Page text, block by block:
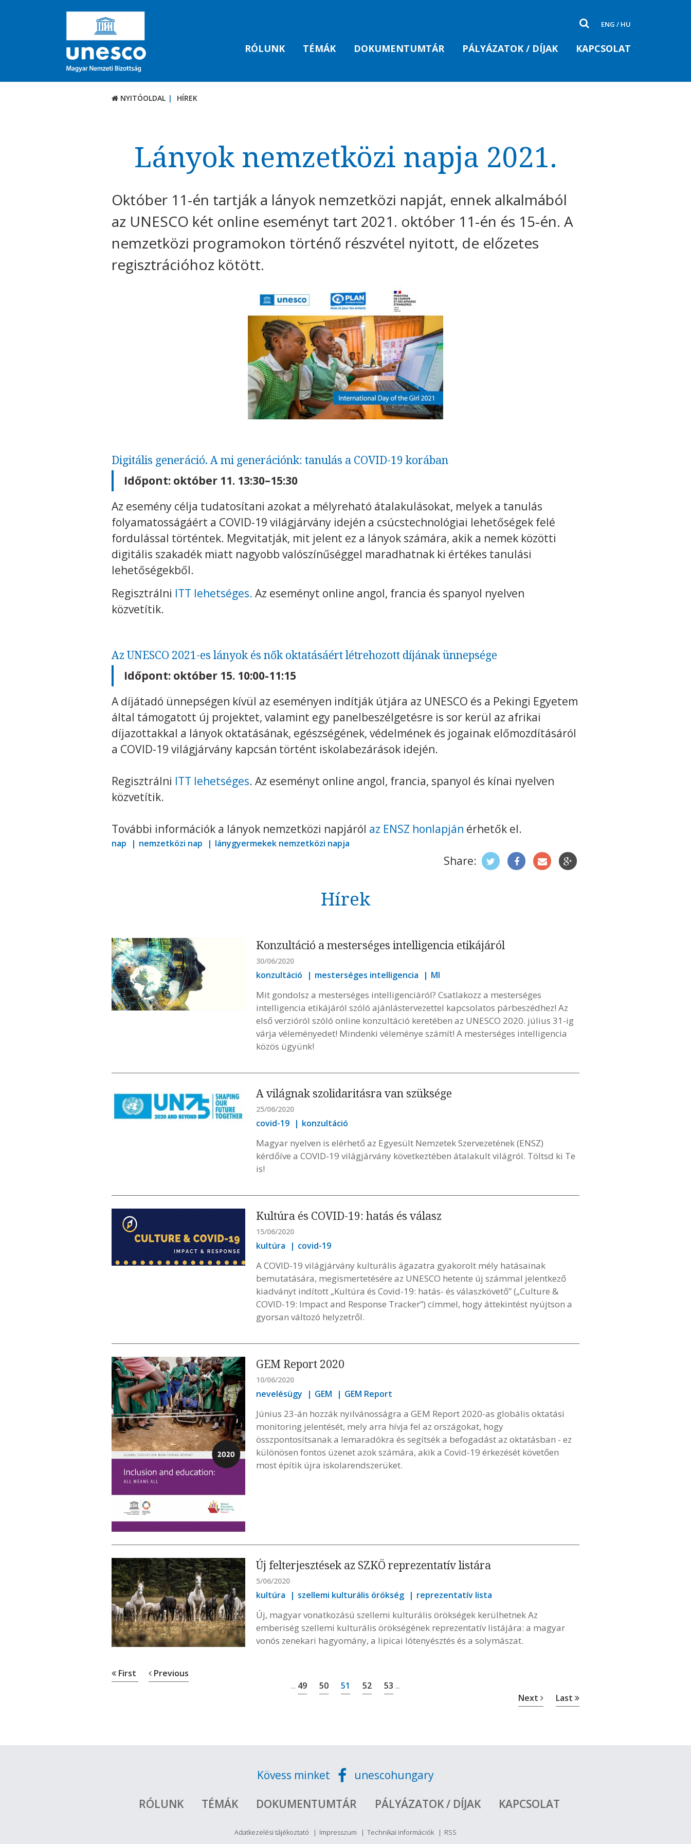
ENG / HU
RÓLUNK TÉMÁK DOKUMENTUMTÁR PÁLYÁZATOK / DÍJAK KAPCSOLAT
NYITÓOLDAL HÍREK
Lányok nemzetközi napja 2021.
Október 11-én tartják a lányok nemzetközi napját, ennek alkalmából
az UNESCO két online eseményt tart 2021. október 11-én és 15-én. A
nemzetközi programokon történő részvétel nyitott, de előzetes
regisztrációhoz kötött.
Digitális generáció. A mi generációnk: tanulás a COVID-19 korában
Időpont: október 11. 13:30–15:30
Az esemény célja tudatosítani azokat a mélyreható átalakulásokat, melyek a tanulás
folyamatosságáért a COVID-19 világjárvány idején a csúcstechnológiai lehetőségek felé
fordulással történtek. Megvitatják, mit jelent ez a lányok számára, akik a nemek közötti
digitális szakadék miatt nagyobb valószínűséggel maradhatnak ki értékes tanulási
lehetőségekből.
Regisztrálni ITT lehetséges. Az eseményt online angol, francia és spanyol nyelven
közvetítik.
Az UNESCO 2021-es lányok és nők oktatásáért létrehozott díjának ünnepsége
Időpont: október 15. 10:00-11:15
A díjátadó ünnepségen kívül az eseményen indítják útjára az UNESCO és a Pekingi Egyetem
által támogatott új projektet, valamint egy panelbeszélgetésre is sor kerül az afrikai
díjazottakkal a lányok oktatásának, egészségének, védelmének és jogainak előmozdításáról
a COVID-19 világjárvány kapcsán történt iskolabezárások idején.
Regisztrálni ITT lehetséges. Az eseményt online angol, francia, spanyol és kínai nyelven
közvetítik.
További információk a lányok nemzetközi napjáról az ENSZ honlapján érhetők el.
nap nemzetközi nap lánygyermekek nemzetközi napja
Share:
Hírek
Konzultáció a mesterséges intelligencia etikájáról
30/06/2020
konzultáció mesterséges intelligencia MI
Mit gondolsz a mesterséges intelligenciáról? Csatlakozz a mesterséges
intelligencia etikájáról szóló ajánlástervezettel kapcsolatos párbeszédhez! Az
első verzióról szóló online konzultáció keretében az UNESCO 2020. július 31-ig
várja véleményedet! Mindenki véleménye számít! A mesterséges intelligencia
közös ügyünk!
A világnak szolidaritásra van szüksége
25/06/2020
covid-19 konzultáció
Magyar nyelven is elérhető az Egyesült Nemzetek Szervezetének (ENSZ)
kérdőíve a COVID-19 világjárvány következtében átalakult világról. Töltsd ki Te
is!
Kultúra és COVID-19: hatás és válasz
15/06/2020
kultúra covid-19
A COVID-19 világjárvány kulturális ágazatra gyakorolt mély hatásainak
bemutatására, megismertetésére az UNESCO hetente új számmal jelentkező
kiadványt indított „Kultúra és Covid-19: hatás- és válaszkövető” („Culture &
COVID-19: Impact and Response Tracker”) címmel, hogy áttekintést nyújtson a
gyorsan változó helyzetről.
GEM Report 2020
10/06/2020
nevelésügy GEM GEM Report
Június 23-án hozzák nyilvánosságra a GEM Report 2020-as globális oktatási
monitoring jelentését, mely arra hívja fel az országokat, hogy
összpontosítsanak a lemaradókra és segítsék a befogadást az oktatásban - ez
különösen fontos üzenet azok számára, akik a Covid-19 érkezését követően
most építik újra iskolarendszerüket.
Új felterjesztések az SZKÖ reprezentatív listára
5/06/2020
kultúra szellemi kulturális örökség reprezentatív lista
Új, magyar vonatkozású szellemi kulturális örökségek kerülhetnek Az
emberiség szellemi kulturális örökségének reprezentatív listájára: a magyar
vonós zenekari hagyomány, a lipicai lótenyésztés és a solymászat.
First Previous
... 49 50 51 52 53 ...
Next Last
Kövess minket
unescohungary
RÓLUNK
TÉMÁK DOKUMENTUMTÁR PÁLYÁZATOK / DÍJAK KAPCSOLAT
Adatkezelési tájékoztató Impresszum Technikai információk RSS